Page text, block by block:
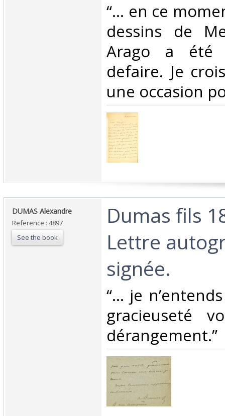
‎“... en ce
dessins de
Arago a
defaire. Je
une occasion
‎DUMAS Alexandre‎
Reference : 4897
See the book
‎Dumas fils
Lettre
signée.‎
‎“... je
gracieuseté
dérangement.” ‎